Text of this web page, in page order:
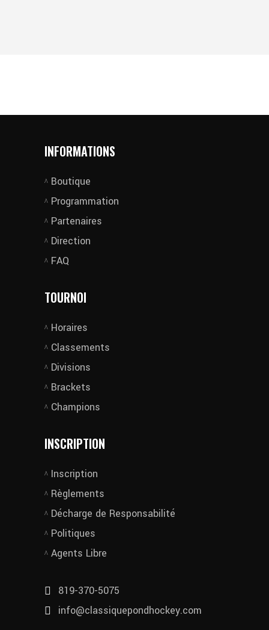
INFORMATIONS
Boutique
Programmation
Partenaires
Direction
FAQ
TOURNOI
Horaires
Classements
Divisions
Brackets
Champions
INSCRIPTION
Inscription
Règlements
Décharge de Responsabilité
Politiques
Agents Libre
819-370-5075
info@classiquepondhockey.com